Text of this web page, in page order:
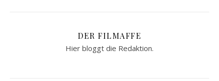
DER FILMAFFE
Hier bloggt die Redaktion.